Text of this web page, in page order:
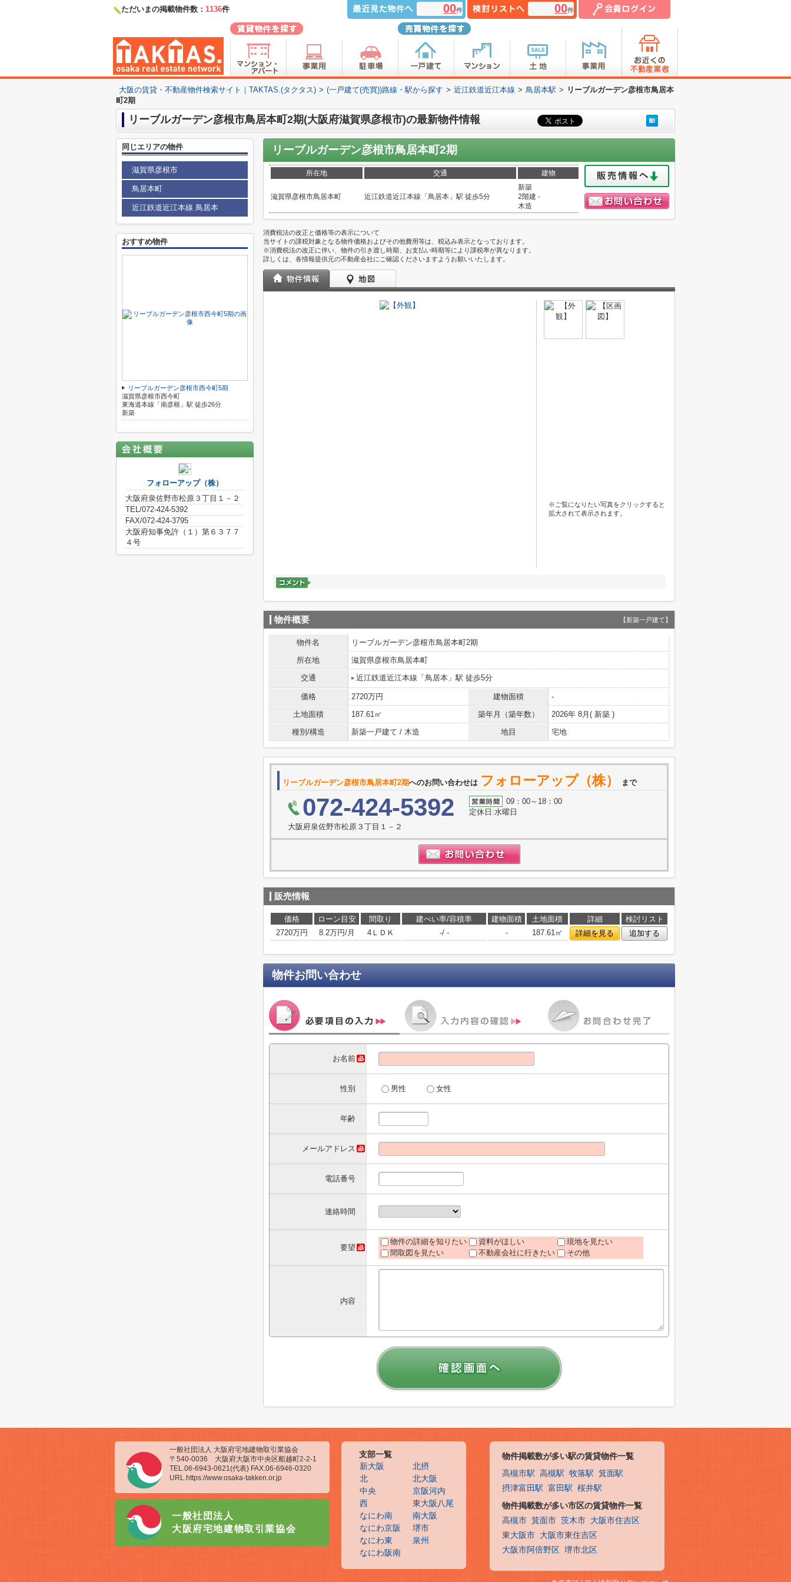
ただいまの掲載物件数： 1136件 00件 00件
大阪の賃貸・不動産物件検索サイト｜TAKTAS.(タクタス) > (一戸建て(売買))路線・駅から探す > 近江鉄道近江本線 > 鳥居本駅 > リーブルガーデン彦根市鳥居本
町2期
リーブルガーデン彦根市鳥居本町2期(大阪府滋賀県彦根市)の最新物件情報
リーブルガーデン彦根市鳥居本町2期
所在地 交通 建物
滋賀県彦根市鳥居本町 近江鉄道近江本線「鳥居本」駅 徒歩5分
新築
2階建 -
木造
消費税法の改正と価格等の表示について
当サイトの課税対象となる物件価格およびその他費用等は、税込み表示となっております。
※消費税法の改正に伴い、物件の引き渡し時期、お支払い時期等により課税率が異なります。
詳しくは、各情報提供元の不動産会社にご確認くださいますようお願いいたします。
※ご覧になりたい写真をクリックすると
拡大されて表示されます。
物件概要 【新築一戸建て】
物件名
リーブルガーデン彦根市鳥居本町2期
所在地
滋賀県彦根市鳥居本町
交通
近江鉄道近江本線「鳥居本」駅 徒歩5分
価格 2720万円 建物面積
-
土地面積
187.61㎡ 築年月（築年数）
2026年 8月( 新築 )
種別/構造
新築一戸建て / 木造 地目 宅地
リーブルガーデン彦根市鳥居本町2期へのお問い合わせは フォローアップ（株） まで
072-424-5392
09：00～18：00
定休日:水曜日
大阪府泉佐野市松原３丁目１－２
販売情報
価格 ローン目安 間取り 建ぺい率/容積率 建物面積 土地面積 詳細
検討リスト
2720万円
8.2万円/月 4ＬＤＫ -/ - - 187.61㎡ 詳細を見る 追加する
物件お問い合わせ
お名前
性別 男性 女性
年齢
メールアドレス
電話番号
連絡時間
要望
物件の詳細を知りたい 資料がほしい
現地を見たい
間取図を見たい
不動産会社に行きたい その他
内容
同じエリアの物件
滋賀県彦根市
鳥居本町
近江鉄道近江本線 鳥居本
おすすめ物件
リーブルガーデン彦根市西今町5期
滋賀県彦根市西今町
東海道本線「南彦根」駅 徒歩26分
新築
フォローアップ（株）
大阪府泉佐野市松原３丁目１－２
TEL/072-424-5392
FAX/072-424-3795
大阪府知事免許（１）第６３７７
４号
一般社団法人 大阪府宅地建物取引業協会
〒540-0036 大阪府大阪市中央区船越町2-2-1
TEL.06-6943-0621(代表) FAX.06-6946-0320
URL.https://www.osaka-takken.or.jp
一般社団法人
大阪府宅地建物取引業協会
支部一覧
新大阪
北
中央
西
なにわ南
なにわ京阪
なにわ東
なにわ阪南
北摂
北大阪
京阪河内
東大阪八尾
南大阪
堺市
泉州
物件掲載数が多い駅の賃貸物件一覧
高槻市駅 高槻駅 牧落駅 箕面駅
摂津富田駅 富田駅 桜井駅
物件掲載数が多い市区の賃貸物件一覧
高槻市 箕面市 茨木市 大阪市住吉区
東大阪市 大阪市東住吉区
大阪市阿倍野区
堺市北区